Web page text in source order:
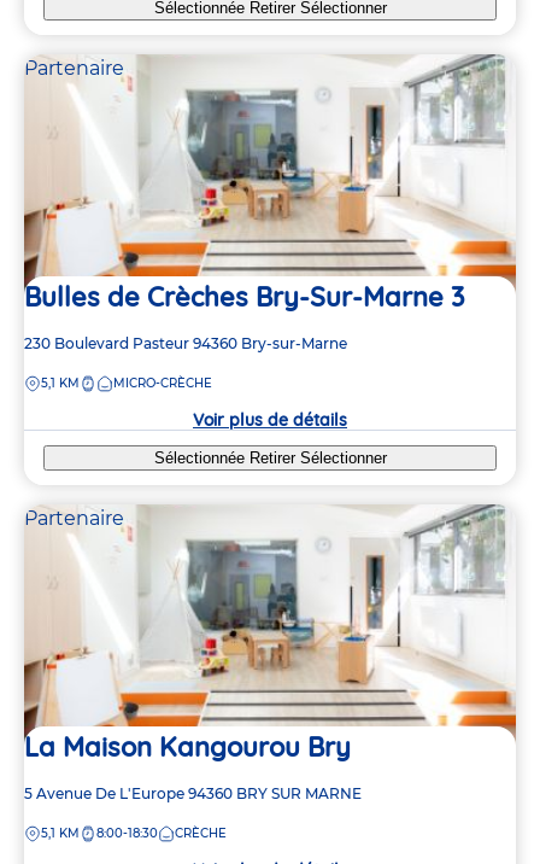
Sélectionnée Retirer Sélectionner
Partenaire
Bulles de Crèches Bry-Sur-Marne 3
Adresse
la
230 Boulevard Pasteur 94360 Bry-sur-Marne
DISTANCE
5,1 KM MICRO-CRÈCHE
Voir plus de détails
Sélectionnée Retirer Sélectionner
Partenaire
La Maison Kangourou Bry
Adresse
la
5 Avenue De L'Europe 94360 BRY SUR MARNE
DISTANCE
5,1 KM 8:00-18:30 CRÈCHE